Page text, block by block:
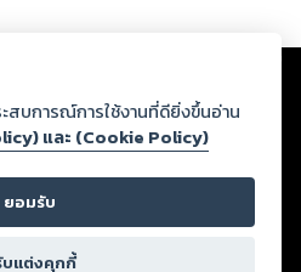
ว็บไซต์และปรากฏว่าละเมิดสิทธิใน
ดต่อกฎหมายและศีลธรรม ดังนั้น ผู้อ่าน
กรองด้วยตนเอง และหากท่านพบว่าส่วน
กรุณาแจ้งมายังบริษัท เพื่อทีมงานจะได้
กขอสงวนลิขสิทธิ์ตามพระราชบัญญัติ
สบการณ์การใช้งานที่ดียิ่งขึ้นอ่าน
และ (Cookie Policy)
ยอมรับ
บแต่งคุกกี้